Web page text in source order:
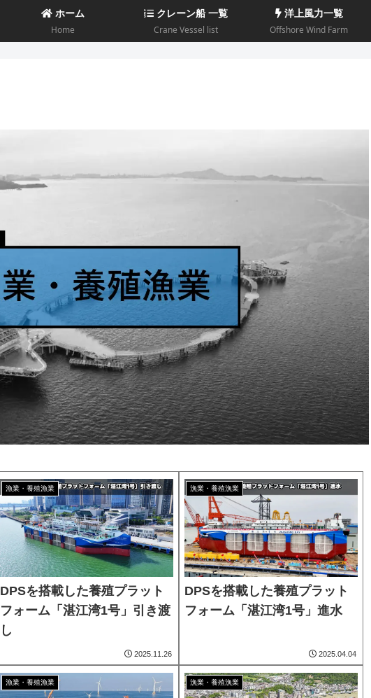
ホーム
Home
クレーン船 一覧
Crane Vessel list
洋上風力一覧
Offshore Wind Farm
漁業・養殖漁業
DPSを搭載した養殖プラット
フォーム「湛江湾1号」引き渡
し
2025.11.26
漁業・養殖漁業
DPSを搭載した養殖プラット
フォーム「湛江湾1号」進水
2025.04.04
漁業・養殖漁業 漁業・養殖漁業